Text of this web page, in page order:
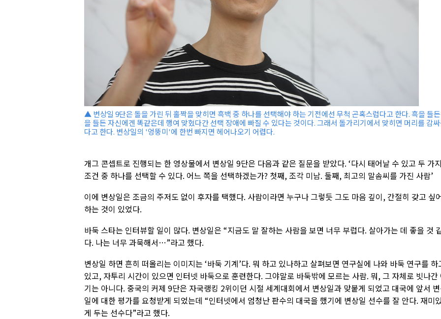
▲ 변상일 9단은 돌을 가린 뒤 홀짝을 맞히면 흑백 중 하나를 선택해야 하는 기전에선 무척 곤혹스럽다고 한다. 흑을 들
을 들든 자신에겐 똑같은데 행여 맞혔다간 선택 장애에 빠질 수 있다는 것이다. 그래서 돌가리기에서 맞히면 머리를 감
다고 한다. 변상일의 '엉뚱미'에 한번 빠지면 헤어나오기 어렵다.
개그 콘셉트로 진행되는 한 영상물에서 변상일 9단은 다음과 같은 질문을 받았다. ‘다시 태어날 수 있고 두 가
조건 중 하나를 선택할 수 있다. 어느 쪽을 선택하겠는가? 첫째, 조각 미남. 둘째, 최고의 말솜씨를 가진 사람’
이에 변상일은 조금의 주저도 없이 후자를 택했다. 사람이라면 누구나 그렇듯 그도 마음 깊이, 간절히 갖고 싶
하는 것이 있었다.
바둑 스타는 인터뷰할 일이 많다. 변상일은 “지금도 말 잘하는 사람을 보면 너무 부럽다. 살아가는 데 좋을 것
다. 나는 너무 과묵해서…”라고 했다.
변상일 하면 흔히 떠올리는 이미지는 ‘바둑 기계’다. 뭐 하고 있나하고 살펴보면 연구실에 나와 바둑 연구를 하
있고, 자투리 시간이 있으면 인터넷 바둑으로 훈련한다. 그야말로 바둑밖에 모르는 사람. 뭐, 그 자체로 빗나간
기는 아니다. 중국의 커제 9단은 자국랭킹 2위이던 시절 세계대회에서 변상일과 맞붙게 되었고 대국에 앞서
일에 대한 평가를 요청받게 되었는데 “인터넷에서 엄청난 판수의 대국을 했기에 변상일 선수를 잘 안다. 재미
게 두는 선수다”라고 했다.